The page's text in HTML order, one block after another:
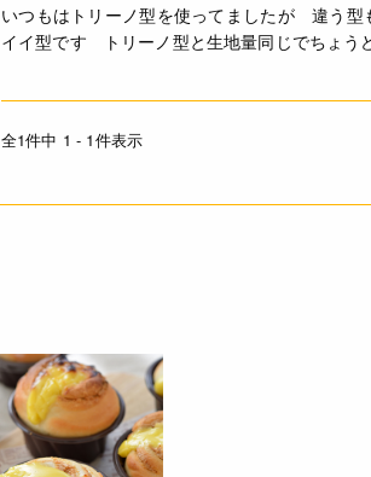
いつもはトリーノ型を使ってましたが 違う
イイ型です トリーノ型と生地量同じでちょう
全1件中 1 - 1件表示